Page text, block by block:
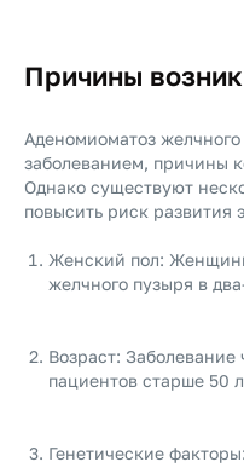
Причины
Аденомиоматоз
заболеванием, причины
Однако существуют
повысить риск развития
Женский пол:
желчного пузыря в
Возраст:
пациентов старше 50
Генетические